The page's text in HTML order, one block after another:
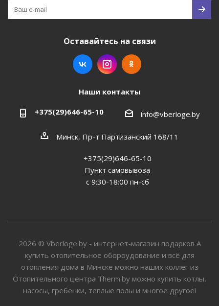
Оставайтесь на связи
Наши контакты
+375(29)646-65-10 info@vberloge.by
Минск, Пр-т Партизанский 168/11
+375(29)646-65-10
Пункт самовывоза
с 9:30-18:00 пн-сб
2026 © Vberloge.by - интернет-магазин подарков А
купить отопительное обороудование и всё для
отопления дома в Минске можно наших коллег из
Отопительного центра Therm.by можно купить котлы,
насосы, гребенки, теплые полы и многое другое!